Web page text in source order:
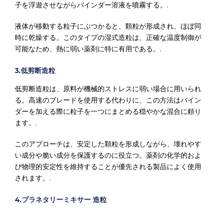
子を浮遊させながらバインダー溶液を噴霧する。.
液体が移動する粒子にぶつかると、顆粒が形成され、ほぼ同
時に乾燥する。このタイプの湿式造粒は、正確な温度制御が
可能なため、熱に弱い薬剤に特に有用である。.
3.低剪断造粒
低剪断造粒は、原料が機械的ストレスに弱い場合に用いられ
る。高速のブレードを使用する代わりに、この方法はバイン
ダーを加える際に粒子を一つにまとめる穏やかな混合に頼り
ます。.
このアプローチは、安定した顆粒を形成しながら、壊れやす
い成分や脆い成分を保護するのに役立つ。薬剤の化学的およ
び物理的安定性を維持することが優先される製品によく使用
されます。.
4.プラネタリーミキサー 造粒